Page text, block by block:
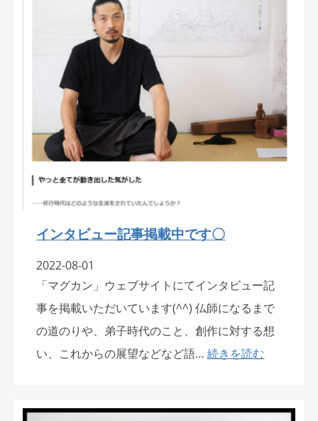
インタビュー記事掲載中です〇
2022-08-01
「マグカン」ウェブサイトにてインタビュー記
事を掲載いただいています(^^) 仏師になるまで
の道のりや、弟子時代のこと、創作に対する想
い、これからの展望などなど語…続きを読む